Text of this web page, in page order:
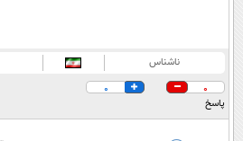
ناشناس
0
0
پاسخ